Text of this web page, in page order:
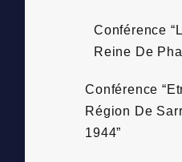
Conférence
Reine De
Conférence
Région De
1944”